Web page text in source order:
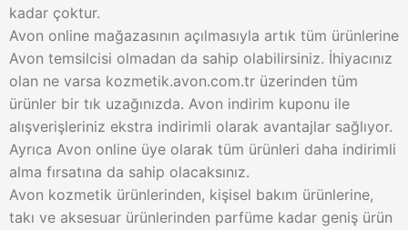
kadar çoktur.
Avon online mağazasının açılmasıyla artık tüm ürünlerine
Avon temsilcisi olmadan da sahip olabilirsiniz. İhiyacınız
olan ne varsa kozmetik.avon.com.tr üzerinden tüm
ürünler bir tık uzağınızda. Avon indirim kuponu ile
alışverişleriniz ekstra indirimli olarak avantajlar sağlıyor.
Ayrıca Avon online üye olarak tüm ürünleri daha indirimli
alma fırsatına da sahip olacaksınız.
Avon kozmetik ürünlerinden, kişisel bakım ürünlerine,
takı ve aksesuar ürünlerinden parfüme kadar geniş ürün